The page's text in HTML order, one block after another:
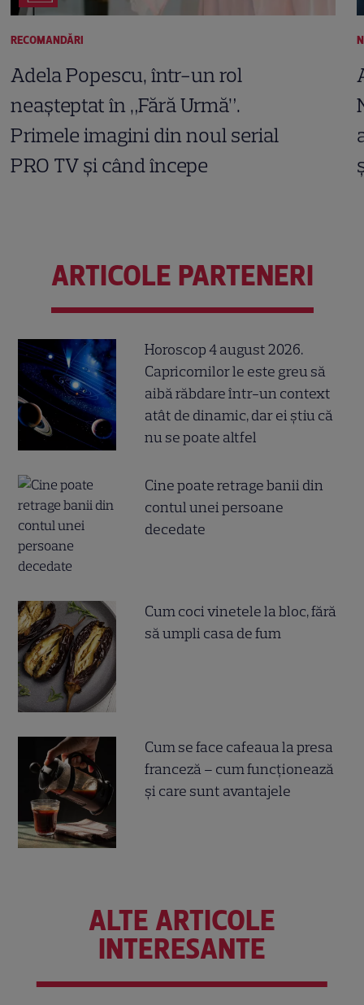
RECOMANDĂRI
Adela Popescu, într-un rol
neașteptat în „Fără Urmă”.
Primele imagini din noul serial
PRO TV și când începe
ARTICOLE PARTENERI
Horoscop 4 august 2026.
Capricornilor le este greu să
aibă răbdare într-un context
atât de dinamic, dar ei știu că
nu se poate altfel
Cine poate retrage banii din
contul unei persoane
decedate
Cum coci vinetele la bloc, fără
să umpli casa de fum
Cum se face cafeaua la presa
franceză – cum funcționează
și care sunt avantajele
ALTE ARTICOLE
INTERESANTE